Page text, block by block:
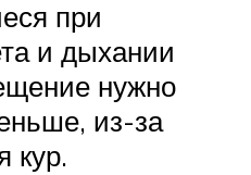
при
и дыхании
нужно
из-за
кур.